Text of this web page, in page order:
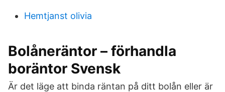
Hemtjanst olivia
Bolåneräntor – förhandla
boräntor Svensk
Är det läge att binda räntan på ditt bolån eller är